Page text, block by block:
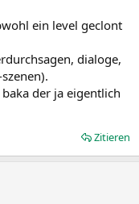
ein level geclont
dialoge,
der ja eigentlich
Zitieren